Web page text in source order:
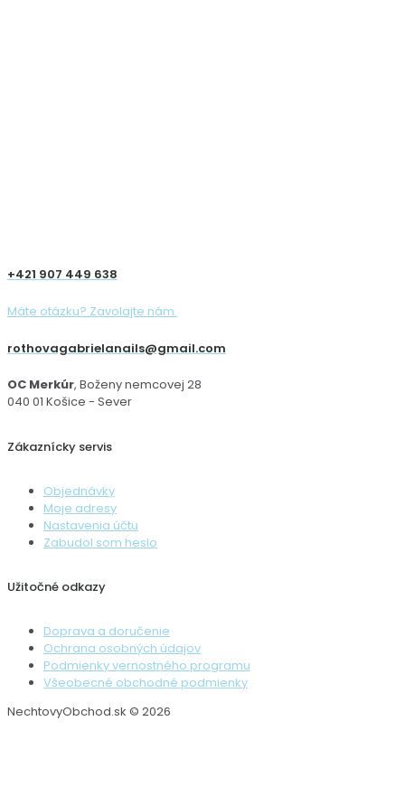
+421 907 449 638
Máte otázku? Zavolajte nám.
rothovagabrielanails@gmail.com
OC Merkúr, Boženy nemcovej 28
040 01 Košice - Sever
Zákaznícky servis
Objednávky
Moje adresy
Nastavenia účtu
Zabudol som heslo
Užitočné odkazy
Doprava a doručenie
Ochrana osobných údajov
Podmienky vernostného programu
Všeobecné obchodné podmienky
NechtovyObchod.sk © 2026